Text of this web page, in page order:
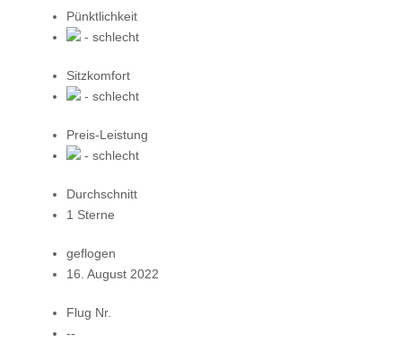
Pünktlichkeit
- schlecht
Sitzkomfort
- schlecht
Preis-Leistung
- schlecht
Durchschnitt
1 Sterne
geflogen
16. August 2022
Flug Nr.
--